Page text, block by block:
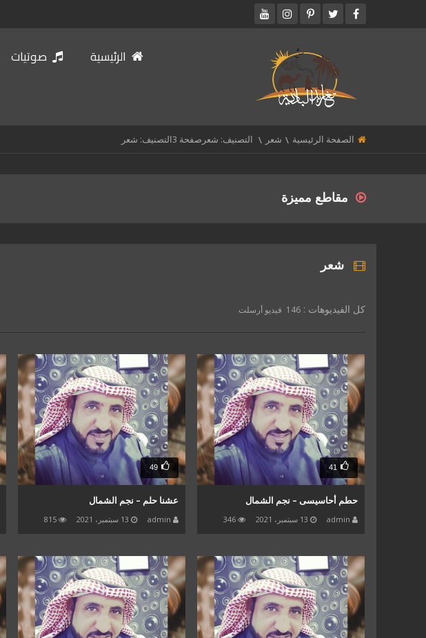
الرئيسية صوتيات
الصفحة الرئيسية شعر التصنيف: شعرصفحة 3التصنيف: شعر
مقاطع مميزة
شعر
كل الفيديوهات : 146 فيديو أرسلت
41
حطم أحاسيسى – نجم الشمال
admin 13 سبتمبر، 2021 346
49
عشنا حلم – نجم الشمال
admin 13 سبتمبر، 2021 815